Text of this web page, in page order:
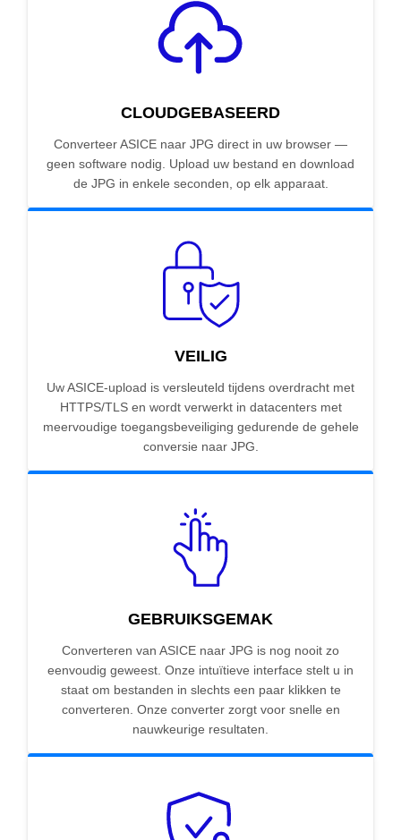
CLOUDGEBASEERD
Converteer ASICE naar JPG direct in uw browser —
geen software nodig. Upload uw bestand en download
de JPG in enkele seconden, op elk apparaat.
VEILIG
Uw ASICE-upload is versleuteld tijdens overdracht met
HTTPS/TLS en wordt verwerkt in datacenters met
meervoudige toegangsbeveiliging gedurende de gehele
conversie naar JPG.
GEBRUIKSGEMAK
Converteren van ASICE naar JPG is nog nooit zo
eenvoudig geweest. Onze intuïtieve interface stelt u in
staat om bestanden in slechts een paar klikken te
converteren. Onze converter zorgt voor snelle en
nauwkeurige resultaten.